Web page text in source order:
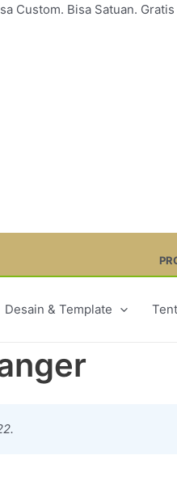
Custom. Bisa Satuan.
Desain & Template